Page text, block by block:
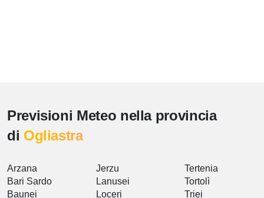
Previsioni Meteo nella provincia
di Ogliastra
Arzana
Bari Sardo
Baunei
Jerzu
Lanusei
Loceri
Tertenia
Tortolì
Triei